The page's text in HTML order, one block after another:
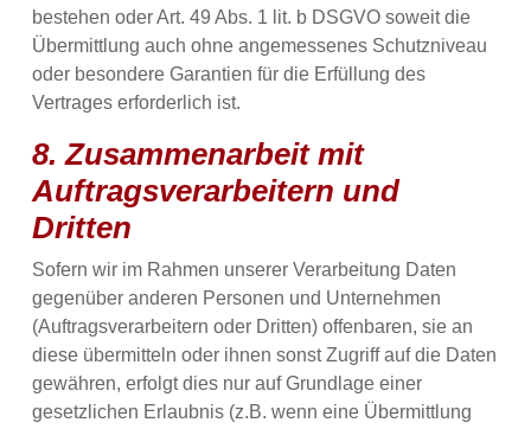
bestehen oder Art. 49 Abs. 1 lit. b DSGVO soweit die
Übermittlung auch ohne angemessenes Schutzniveau
oder besondere Garantien für die Erfüllung des
Vertrages erforderlich ist.
8. Zusammenarbeit mit
Auftragsverarbeitern und
Dritten
Sofern wir im Rahmen unserer Verarbeitung Daten
gegenüber anderen Personen und Unternehmen
(Auftragsverarbeitern oder Dritten) offenbaren, sie an
diese übermitteln oder ihnen sonst Zugriff auf die Daten
gewähren, erfolgt dies nur auf Grundlage einer
gesetzlichen Erlaubnis (z.B. wenn eine Übermittlung